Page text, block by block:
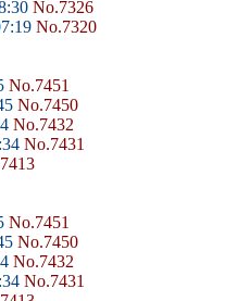
No.7326
No.7320
No.7451
No.7450
No.7432
No.7431
No.7451
No.7450
No.7432
No.7431